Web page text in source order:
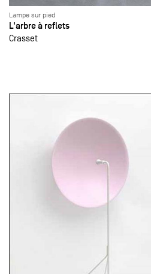
Lampe sur pied
L'arbre à reflets
Crasset